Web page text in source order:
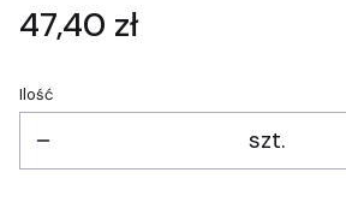
Cena
47,40 zł
Ilość
szt.